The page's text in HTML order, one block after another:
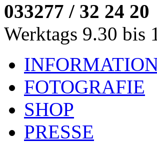
033277 / 32 24 20
Werktags 9.30 bis
FOTOGRAFIE
SHOP
PRESSE